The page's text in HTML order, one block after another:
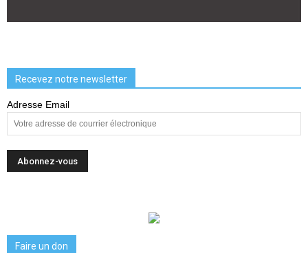
Recevez notre newsletter
Adresse Email
Faire un don